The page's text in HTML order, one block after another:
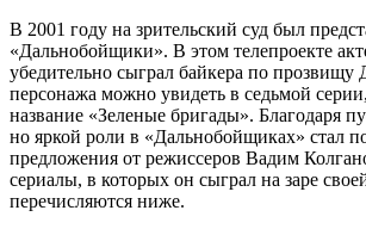
В 2001 году на зрительский суд был
«Дальнобойщики». В этом телепроекте
убедительно сыграл байкера по прозвищу
персонажа можно увидеть в седьмой
название «Зеленые бригады». Благодаря
но яркой роли в «Дальнобойщиках» стал
предложения от режиссеров Вадим
сериалы, в которых он сыграл на заре
перечисляются ниже.